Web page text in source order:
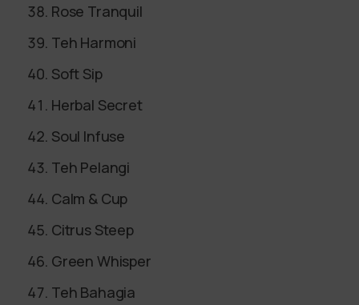
Rose Tranquil
Teh Harmoni
Soft Sip
Herbal Secret
Soul Infuse
Teh Pelangi
Calm & Cup
Citrus Steep
Green Whisper
Teh Bahagia